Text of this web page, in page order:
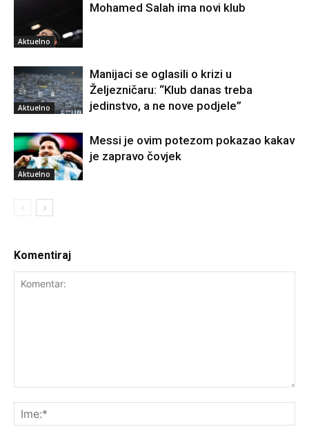
Aktuelno
Mohamed Salah ima novi klub
Aktuelno
Manijaci se oglasili o krizi u
Željezničaru: “Klub danas treba
jedinstvo, a ne nove podjele”
Aktuelno
Messi je ovim potezom pokazao kakav
je zapravo čovjek
Komentiraj